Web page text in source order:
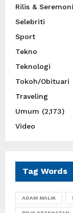
Rilis & Seremoni
Selebriti
Sport
Tekno
Teknologi
Tokoh/Obituari
Traveling
Umum (2,173)
Video
Tag Words
ADAM MALIK